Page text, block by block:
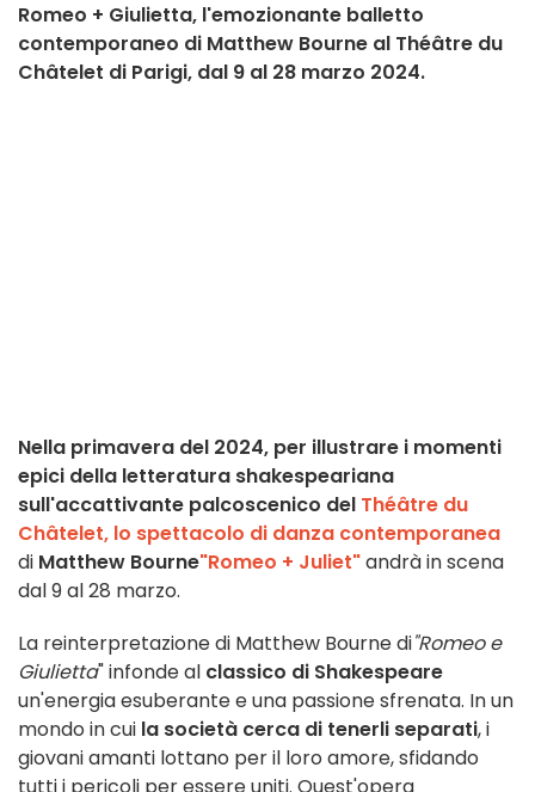
Romeo + Giulietta, l'emozionante balletto
contemporaneo di Matthew Bourne al Théâtre du
Châtelet di Parigi, dal 9 al 28 marzo 2024.
Nella primavera del 2024, per illustrare i momenti
epici della letteratura shakespeariana
sull'accattivante palcoscenico del Théâtre du
Châtelet, lo spettacolo di danza contemporanea
di Matthew Bourne"Romeo + Juliet"andrà in scena
dal 9 al 28 marzo.
La reinterpretazione di Matthew Bourne di"Romeo e
Giulietta" infonde al classico di Shakespeare
un'energia esuberante e una passione sfrenata. In un
mondo in cui la società cerca di tenerli separati, i
giovani amanti lottano per il loro amore, sfidando